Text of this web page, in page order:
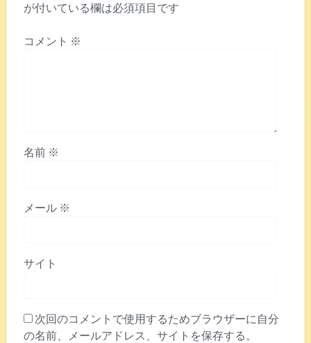
が付いている欄は必須項目です
コメント ※
名前 ※
メール ※
サイト
次回のコメントで使用するためブラウザーに自分
の名前、メールアドレス、サイトを保存する。